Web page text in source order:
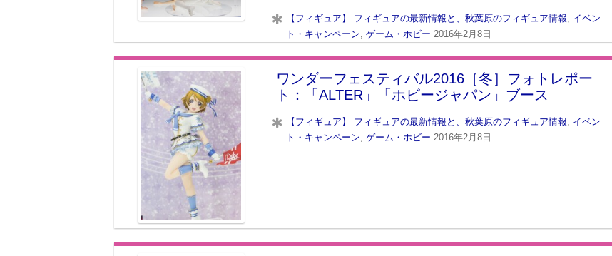
【フィギュア】 フィギュアの最新情報と、秋葉原のフィギュア情報
イベン
ト・キャンペーン ゲーム・ホビー 2016年2月8日
ワンダーフェスティバル2016［冬］フォトレポー
ト：「ALTER」「ホビージャパン」ブース
【フィギュア】 フィギュアの最新情報と、秋葉原のフィギュア情報
イベン
ト・キャンペーン ゲーム・ホビー 2016年2月8日